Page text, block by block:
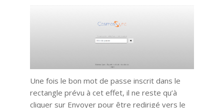
Une fois le bon mot de passe inscrit dans le
rectangle prévu à cet effet, il ne reste qu’à
cliquer sur Envoyer pour être redirigé vers le